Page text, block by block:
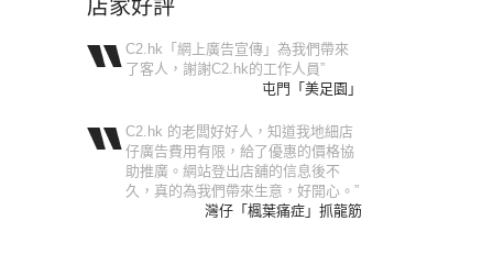
店家好評
C2.hk「網上廣告宣傳」為我們帶來
了客人，謝謝C2.hk的工作人員”
屯門「美足園」
C2.hk 的老闆好好人，知道我地細店
仔廣告費用有限，給了優惠的價格協
助推廣。網站登出店舖的信息後不
久，真的為我們帶來生意，好開心。”
灣仔「楓葉痛症」抓龍筋